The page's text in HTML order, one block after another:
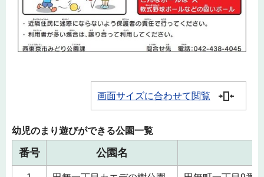
画面サイズに合わせて閲覧
幼児のまり遊びができる公園一覧
番号 公園名